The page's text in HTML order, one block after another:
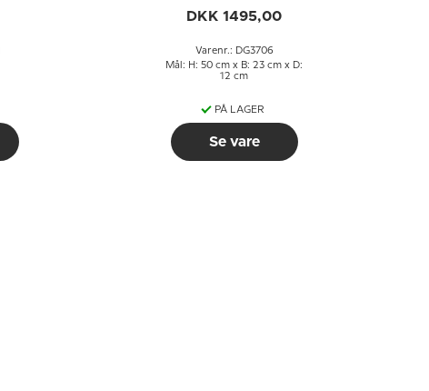
DKK 1495,00
Varenr.: DG3706
Mål: H: 50 cm x B: 23 cm x D:
12 cm
PÅ LAGER
Se vare